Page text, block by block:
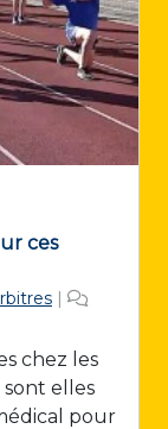
ces
|
chez les
elles
pour